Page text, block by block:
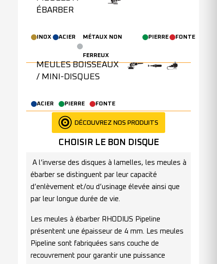
ÉBARBER
INOX ACIER MÉTAUX NON
FERREUX
PIERRE FONTE
MEULES BOISSEAUX
/ MINI-DISQUES
ACIER PIERRE FONTE
DÉCOUVREZ NOS PRODUITS
CHOISIR LE BON DISQUE
A l’inverse des disques à lamelles, les meules à
ébarber se distinguent par leur capacité
d’enlèvement et/ou d’usinage élevée ainsi que
par leur longue durée de vie.
Les meules à ébarber RHODIUS Pipeline
présentent une épaisseur de 4 mm. Les meules
Pipeline sont fabriquées sans couche de
recouvrement pour garantir une puissance